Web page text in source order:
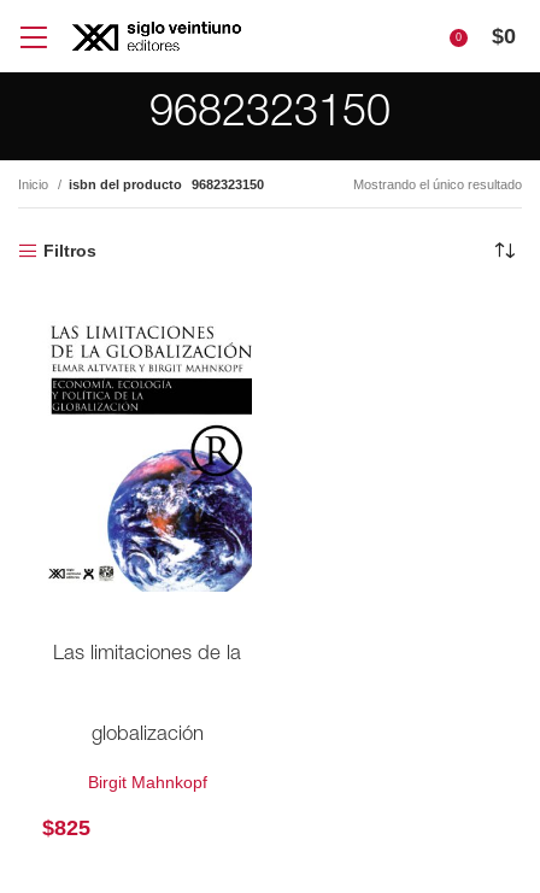
0 $0
9682323150
Inicio isbn del producto 9682323150 Mostrando el único resultado
Filtros
Las limitaciones de la
globalización
Birgit Mahnkopf
$825